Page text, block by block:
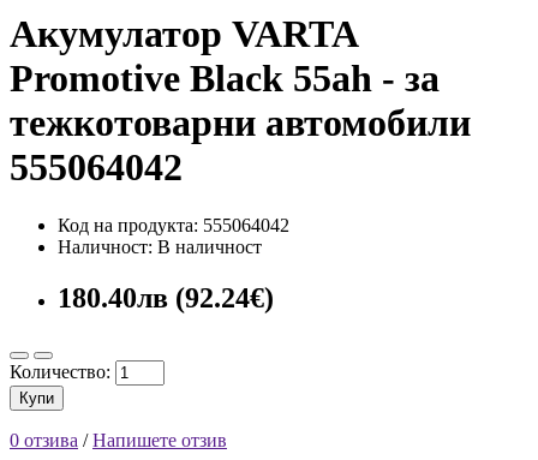
Акумулатор VARTA
Promotive Black 55ah - за
тежкотоварни автомобили
555064042
Код на продукта: 555064042
Наличност: В наличност
180.40лв (92.24€)
Количество:
Купи
0 отзива /Напишете отзив